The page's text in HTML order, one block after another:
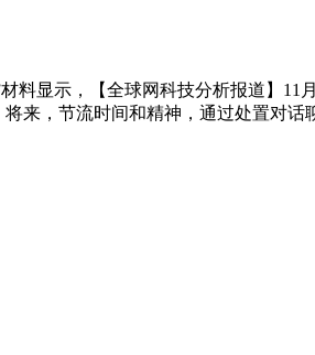
显示，【全球网科技分析报道】11
来，节流时间和精神，通过处置对话